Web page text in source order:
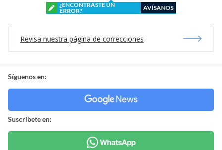
¿ENCONTRASTE UN
ERROR?
AVÍSANOS
Revisa nuestra página de correcciones
Síguenos en:
Suscríbete en: